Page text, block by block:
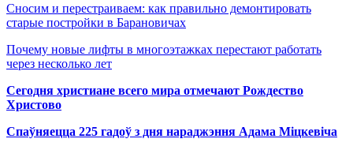
Сносим и перестраиваем: как правильно демонтировать
старые постройки в Барановичах
Почему новые лифты в многоэтажках перестают работать
через несколько лет
Сегодня христиане всего мира отмечают Рождество
Христово
Спаўняецца 225 гадоў з дня нараджэння Адама Міцкевіча